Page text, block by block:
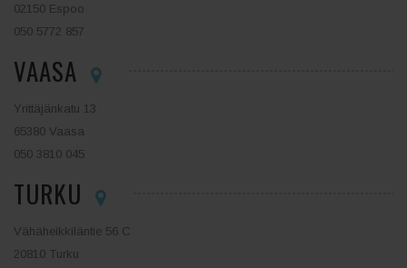
02150 Espoo
050 5772 857
VAASA
Yrittäjänkatu 13
65380 Vaasa
050 3810 045
TURKU
Vähäheikkiläntie 56 C
20810 Turku